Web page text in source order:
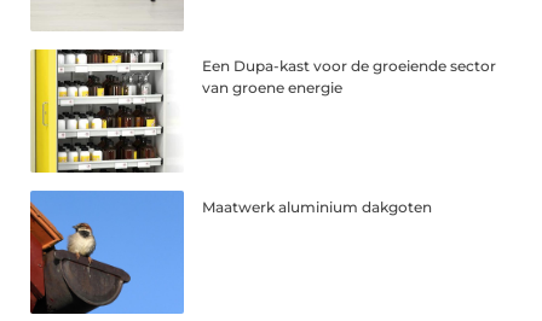
Een Dupa-kast voor de groeiende sector
van groene energie
Maatwerk aluminium dakgoten